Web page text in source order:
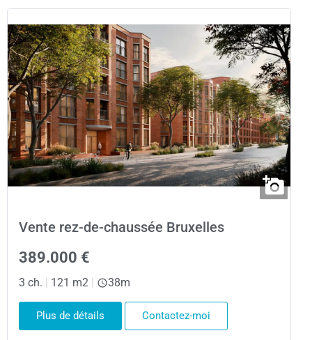
Vente rez-de-chaussée Bruxelles
389.000 €
3 ch. 121 m2 38m
Plus de détails Contactez-moi